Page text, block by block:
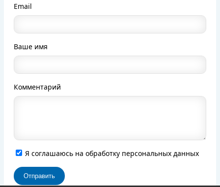
Email
Ваше имя
Комментарий
Я соглашаюсь на обработку персональных данных